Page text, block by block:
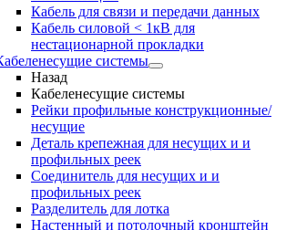
Кабель для связи и передачи данных
Кабель силовой < 1кВ для
нестационарной прокладки
системы
Назад
Кабеленесущие системы
Рейки профильные конструкционные/
несущие
Деталь крепежная для несущих и и
профильных реек
Соединитель для несущих и и
профильных реек
Разделитель для лотка
Настенный и потолочный кронштейн